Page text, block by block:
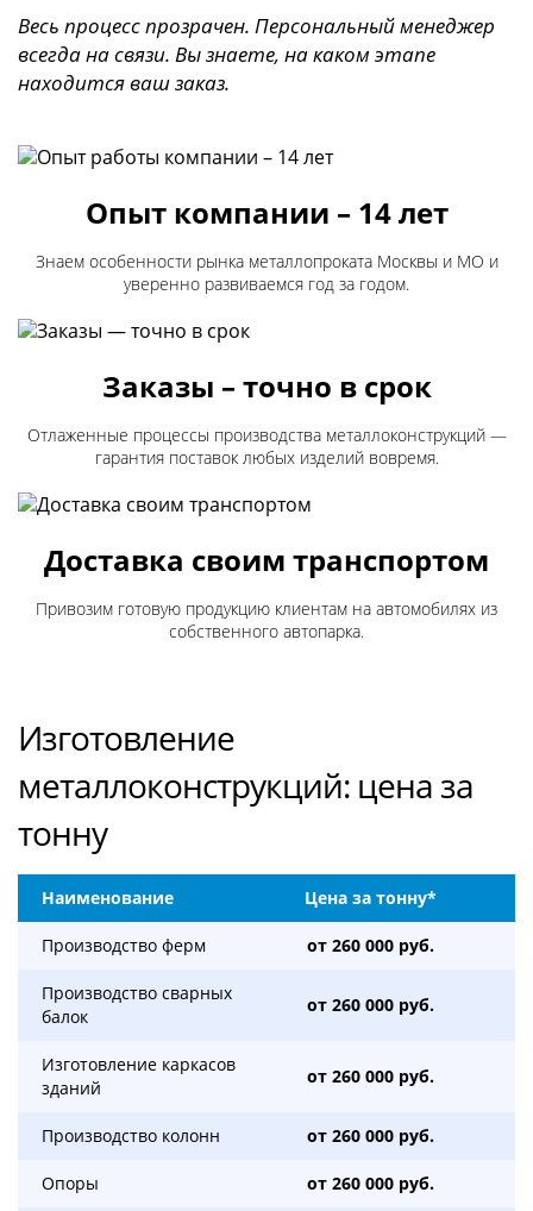
Весь процесс прозрачен. Персональный менеджер
всегда на связи. Вы знаете, на каком этапе
находится ваш заказ.
Опыт компании – 14 лет
Знаем особенности рынка металлопроката Москвы и МО и
уверенно развиваемся год за годом.
Заказы – точно в срок
Отлаженные процессы производства металлоконструкций —
гарантия поставок любых изделий вовремя.
Доставка своим транспортом
Привозим готовую продукцию клиентам на автомобилях из
собственного автопарка.
Изготовление
металлоконструкций: цена за
тонну
Наименование Цена за тонну*
Производство ферм от 260 000 руб.
Производство сварных
балок
от 260 000 руб.
Изготовление каркасов
зданий
от 260 000 руб.
Производство колонн от 260 000 руб.
Опоры от 260 000 руб.